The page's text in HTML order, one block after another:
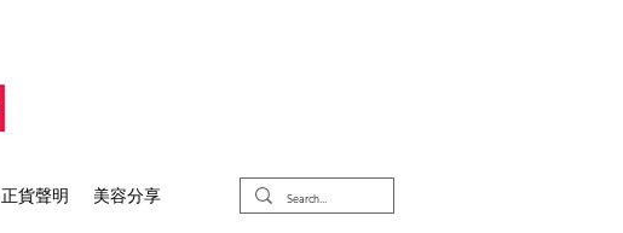
正貨聲明 美容分享